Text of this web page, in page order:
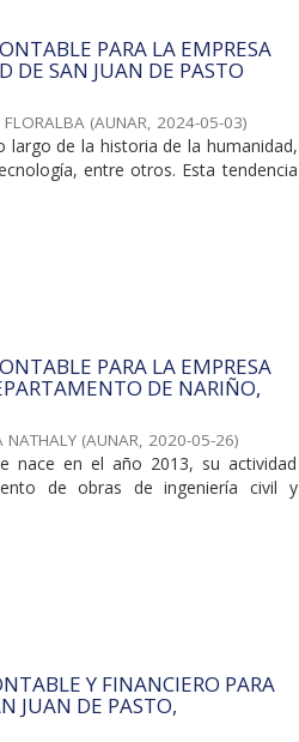
PARA LA EMPRESA
DE SAN JUAN DE PASTO
(AUNAR, 2024-05-03)
largo de la historia de la humanidad,
entre otros. Esta tendencia
PARA LA EMPRESA
DE NARIÑO,
NATHALY (AUNAR, 2020-05-26)
nace en el año 2013, su actividad
de obras de ingeniería civil y
Y FINANCIERO PARA
JUAN DE PASTO,